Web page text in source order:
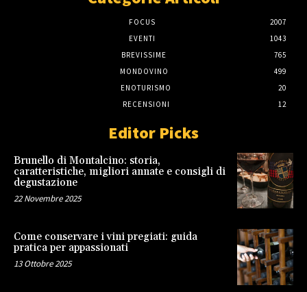
FOCUS
2007
EVENTI
1043
BREVISSIME
765
MONDOVINO
499
ENOTURISMO
20
RECENSIONI
12
Editor Picks
Brunello di Montalcino: storia,
caratteristiche, migliori annate e consigli di
degustazione
22 Novembre 2025
Come conservare i vini pregiati: guida
pratica per appassionati
13 Ottobre 2025